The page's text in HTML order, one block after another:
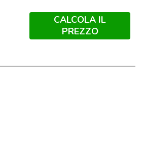
CALCOLA IL
PREZZO